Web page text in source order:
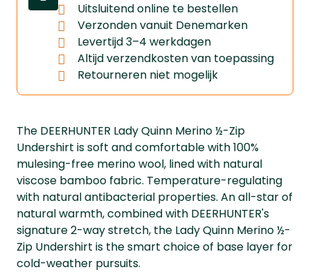
The DEERHUNTER Lady Quinn Merino ½-Zip
Undershirt is soft and comfortable with 100%
mulesing-free merino wool, lined with natural
viscose bamboo fabric. Temperature-regulating
with natural antibacterial properties. An all-star of
natural warmth, combined with DEERHUNTER's
signature 2-way stretch, the Lady Quinn Merino ½-
Zip Undershirt is the smart choice of base layer for
cold-weather pursuits.
Uitsluitend online te bestellen
Verzonden vanuit Denemarken
Levertijd 3–4 werkdagen
Altijd verzendkosten van toepassing
Retourneren niet mogelijk